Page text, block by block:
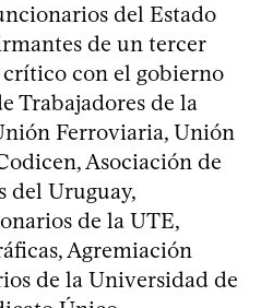
del Estado
de un tercer
con el gobierno
Trabajadores de la
Ferroviaria, Unión
Asociación de
del Uruguay,
de la UTE,
Agremiación
de la Universidad de